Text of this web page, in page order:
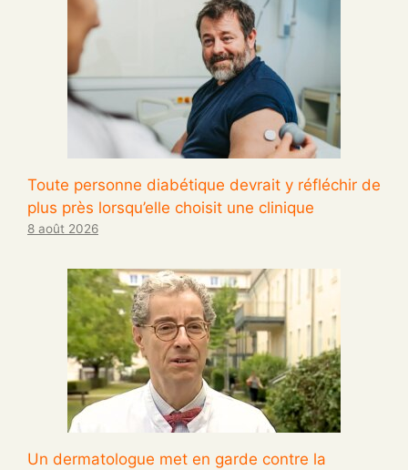
Toute personne diabétique devrait y réfléchir de
plus près lorsqu’elle choisit une clinique
8 août 2026
Un dermatologue met en garde contre la